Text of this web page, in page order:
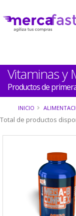
Vitaminas y
Productos de
INICIO
Total de productos